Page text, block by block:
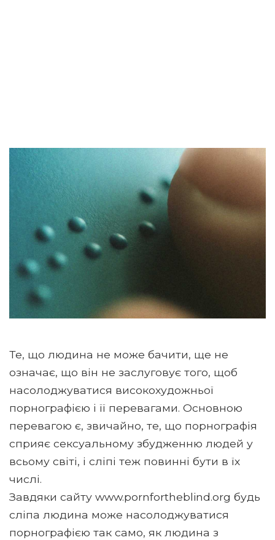
Те, що людина не може бачити, ще не
означає, що він не заслуговує того, щоб
насолоджуватися високохудожньої
порнографією і її перевагами. Основною
перевагою є, звичайно, те, що порнографія
сприяє сексуальному збудженню людей у ​​
всьому світі, і сліпі теж повинні бути в їх
числі.
Завдяки сайту www.pornfortheblind.org будь
сліпа людина може насолоджуватися
порнографією так само, як людина з